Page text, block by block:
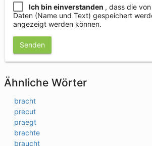
Ich bin einverstanden , dass die
Daten (Name und Text) gespeichert
angezeigt werden können.
Senden
Ähnliche Wörter
bracht
precut
praegt
brachte
braucht